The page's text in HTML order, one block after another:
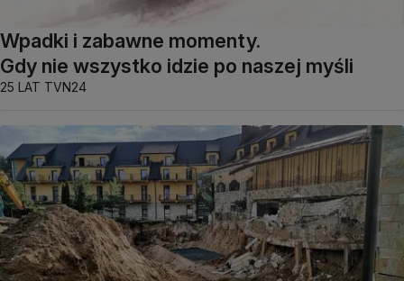
Wpadki i zabawne momenty.
Gdy nie wszystko idzie po naszej myśli
25 LAT TVN24